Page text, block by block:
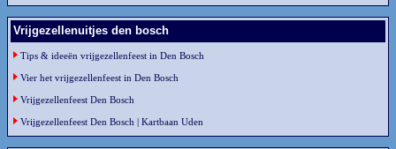
Vrijgezellenuitjes den bosch
Tips & ideeën vrijgezellenfeest in Den Bosch
Vier het vrijgezellenfeest in Den Bosch
Vrijgezellenfeest Den Bosch
Vrijgezellenfeest Den Bosch | Kartbaan Uden